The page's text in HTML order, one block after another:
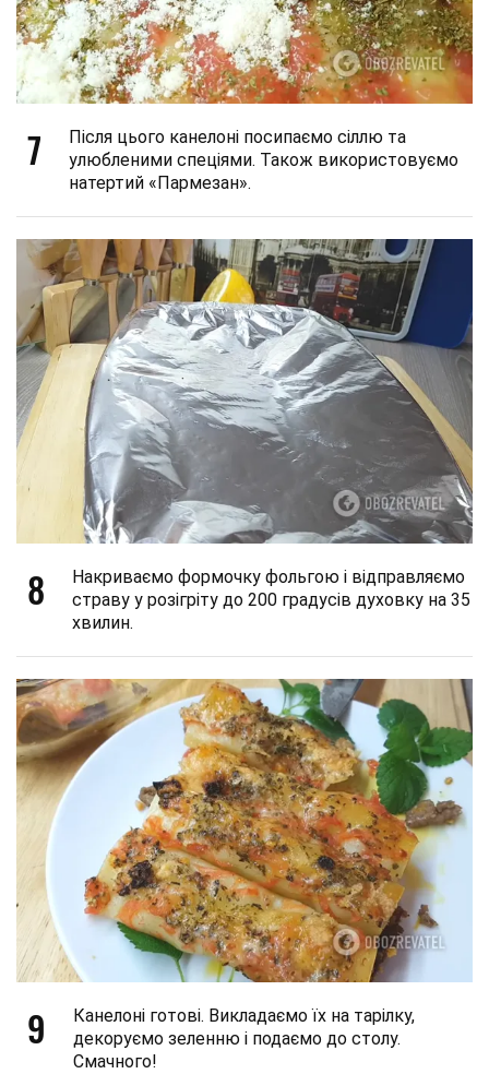
7
Після цього канелоні посипаємо сіллю та
улюбленими спеціями. Також використовуємо
натертий «Пармезан».
8
Накриваємо формочку фольгою і відправляємо
страву у розігріту до 200 градусів духовку на 35
хвилин.
9
Канелоні готові. Викладаємо їх на тарілку,
декоруємо зеленню і подаємо до столу.
Смачного!